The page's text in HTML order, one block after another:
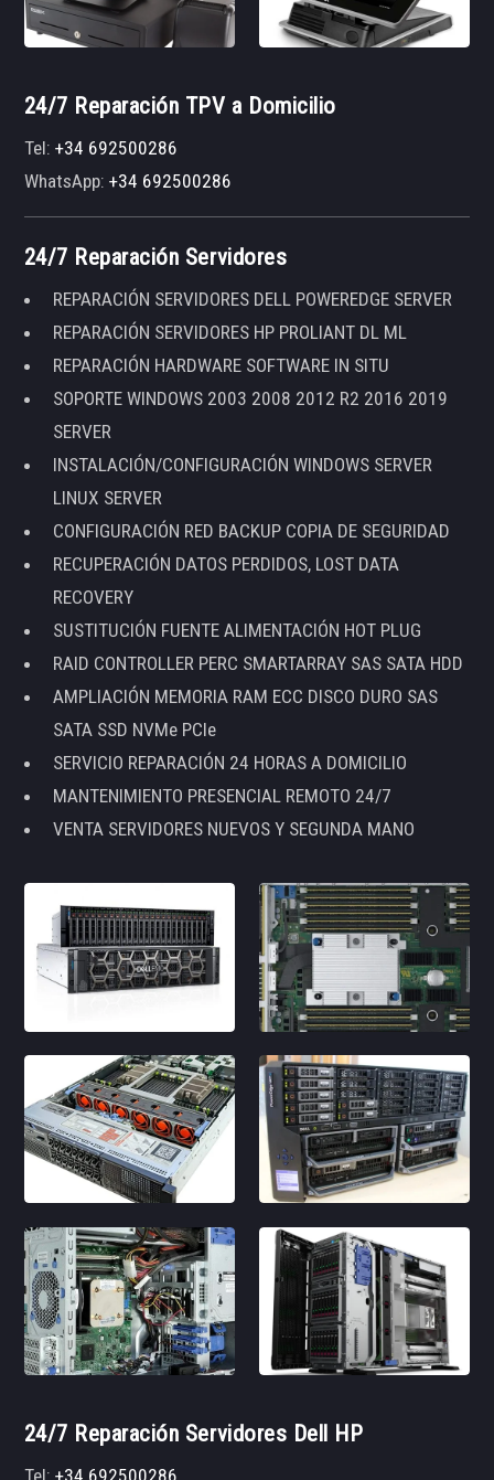
24/7 Reparación TPV a Domicilio
Tel:+34 692500286
WhatsApp:+34 692500286
24/7 Reparación Servidores
REPARACIÓN SERVIDORES DELL POWEREDGE SERVER
REPARACIÓN SERVIDORES HP PROLIANT DL ML
REPARACIÓN HARDWARE SOFTWARE IN SITU
SOPORTE WINDOWS 2003 2008 2012 R2 2016 2019
SERVER
INSTALACIÓN/CONFIGURACIÓN WINDOWS SERVER
LINUX SERVER
CONFIGURACIÓN RED BACKUP COPIA DE SEGURIDAD
RECUPERACIÓN DATOS PERDIDOS, LOST DATA
RECOVERY
SUSTITUCIÓN FUENTE ALIMENTACIÓN HOT PLUG
RAID CONTROLLER PERC SMARTARRAY SAS SATA HDD
AMPLIACIÓN MEMORIA RAM ECC DISCO DURO SAS
SATA SSD NVMe PCIe
SERVICIO REPARACIÓN 24 HORAS A DOMICILIO
MANTENIMIENTO PRESENCIAL REMOTO 24/7
VENTA SERVIDORES NUEVOS Y SEGUNDA MANO
24/7 Reparación Servidores Dell HP
Tel:+34 692500286